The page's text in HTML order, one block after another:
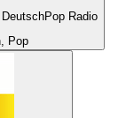
Radio
Pop